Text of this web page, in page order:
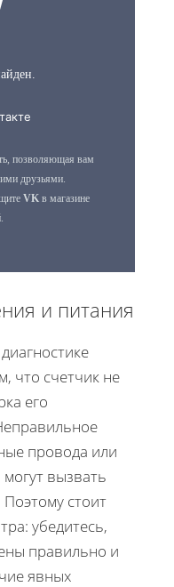
и питания
что счетчик не
его
провода или
могут вызвать
Поэтому стоит
убедитесь,
правильно и
явных